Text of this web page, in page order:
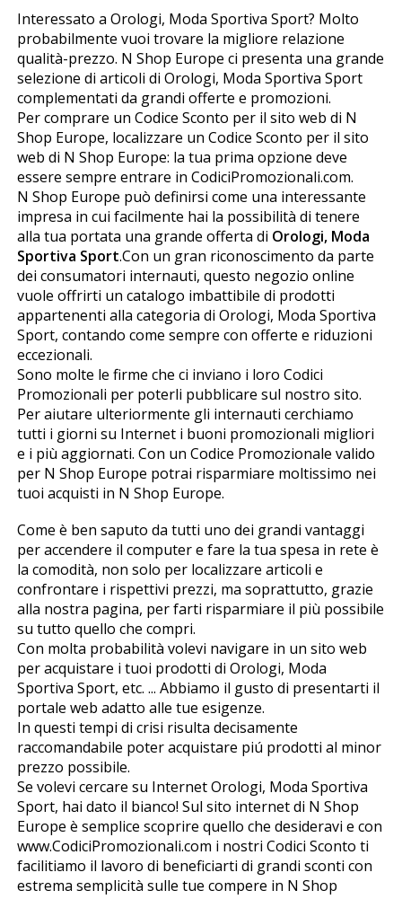
Interessato a Orologi, Moda Sportiva Sport? Molto
probabilmente vuoi trovare la migliore relazione
qualità-prezzo. Nfl Shop Europe ci presenta una grande
selezione di articoli di Orologi, Moda Sportiva Sport
complementati da grandi offerte e promozioni.
Per comprare un Codice Sconto per il sito web di Nfl
Shop Europe, localizzare un Codice Sconto per il sito
web di Nfl Shop Europe: la tua prima opzione deve
essere sempre entrare in CodiciPromozionali.com.
Nfl Shop Europe può definirsi come una interessante
impresa in cui facilmente hai la possibilità di tenere
alla tua portata una grande offerta di Orologi, Moda
Sportiva Sport.Con un gran riconoscimento da parte
dei consumatori internauti, questo negozio online
vuole offrirti un catalogo imbattibile di prodotti
appartenenti alla categoria di Orologi, Moda Sportiva
Sport, contando come sempre con offerte e riduzioni
eccezionali.
Sono molte le firme che ci inviano i loro Codici
Promozionali per poterli pubblicare sul nostro sito.
Per aiutare ulteriormente gli internauti cerchiamo
tutti i giorni su Internet i buoni promozionali migliori
e i più aggiornati. Con un Codice Promozionale valido
per Nfl Shop Europe potrai risparmiare moltissimo nei
tuoi acquisti in Nfl Shop Europe.
Come è ben saputo da tutti uno dei grandi vantaggi
per accendere il computer e fare la tua spesa in rete è
la comodità, non solo per localizzare articoli e
confrontare i rispettivi prezzi, ma soprattutto, grazie
alla nostra pagina, per farti risparmiare il più possibile
su tutto quello che compri.
Con molta probabilità volevi navigare in un sito web
per acquistare i tuoi prodotti di Orologi, Moda
Sportiva Sport, etc. ... Abbiamo il gusto di presentarti il
portale web adatto alle tue esigenze.
In questi tempi di crisi risulta decisamente
raccomandabile poter acquistare piú prodotti al minor
prezzo possibile.
Se volevi cercare su Internet Orologi, Moda Sportiva
Sport, hai dato il bianco! Sul sito internet di Nfl Shop
Europe è semplice scoprire quello che desideravi e con
www.CodiciPromozionali.com i nostri Codici Sconto ti
facilitiamo il lavoro di beneficiarti di grandi sconti con
estrema semplicità sulle tue compere in Nfl Shop